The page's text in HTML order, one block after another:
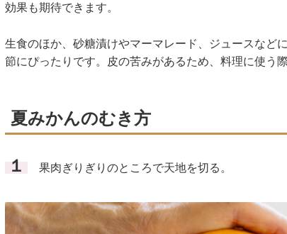
効果も期待できます。
生食のほか、砂糖漬けやマーマレード、ジュースなど
節にぴったりです。皮の苦みがあるため、料理に使う
夏みかんのむき方
１ 果肉ぎりぎりのところで天地を切る。